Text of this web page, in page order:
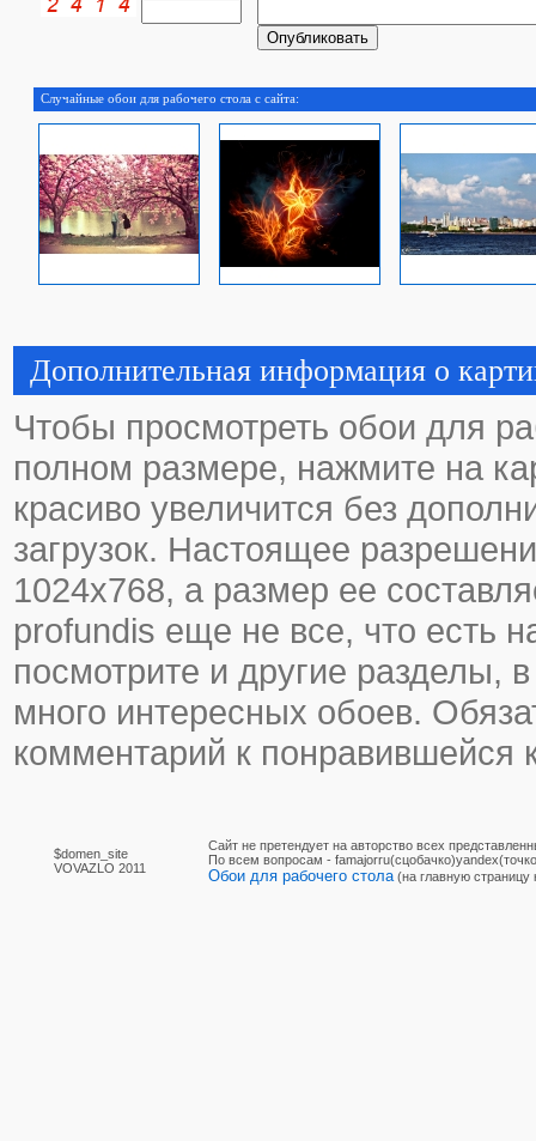
Случайные обои для рабочего стола с сайта:
Дополнительная информация о
Чтобы просмотреть обои для
полном размере, нажмите на
красиво увеличится без
загрузок. Настоящее
1024х768, а размер ее
profundis еще не все, что есть
посмотрите и другие разделы,
много интересных обоев.
комментарий к понравившейся
$domen_site
VOVAZLO 2011
Сайт не претендует на авторство всех
По вcем вопросам -
Обои для рабочего стола (на главную страницу